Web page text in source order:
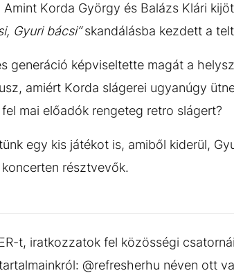
Korda György és Balázs Klári
Gyuri bácsi“skandálásba kezdett a
generáció képviseltette magát a
amiért Korda slágerei ugyanúgy
mai előadók rengeteg retro slágert?
egy kis játékot is, amiből kiderül,
résztvevők.
t, iratkozzatok fel közösségi
@refresherhu néven ott